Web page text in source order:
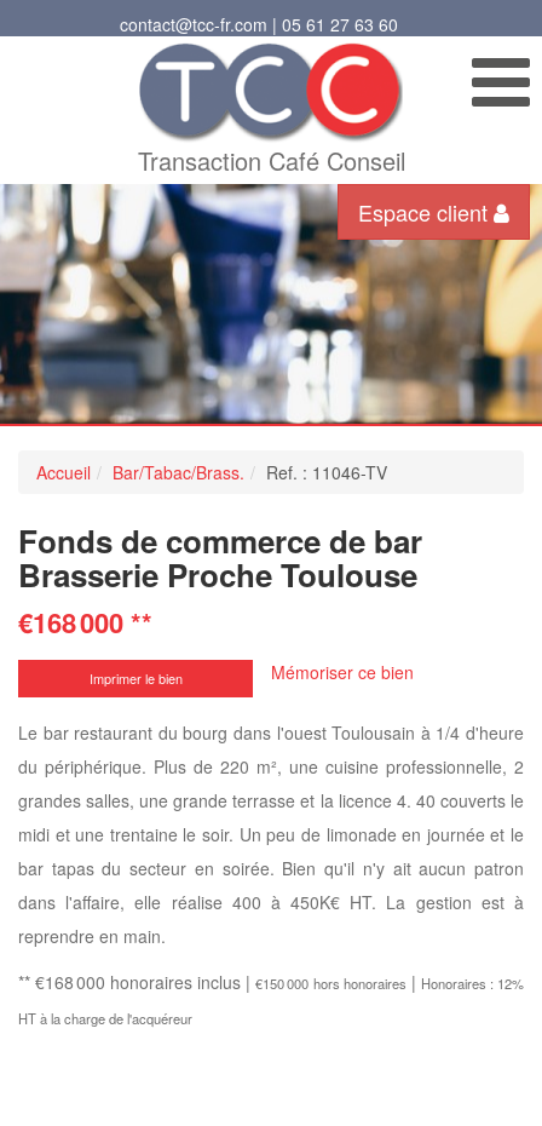
contact@tcc-fr.com | 05 61 27 63 60
Transaction Café Conseil
Espace client
Accueil Bar/Tabac/Brass. Ref. : 11046-TV
Fonds de commerce de bar
Brasserie Proche Toulouse
€168 000**
Imprimer le bien Mémoriser ce bien
Le bar restaurant du bourg dans l'ouest Toulousain à 1/4 d'heure
du périphérique. Plus de 220 m², une cuisine professionnelle, 2
grandes salles, une grande terrasse et la licence 4. 40 couverts le
midi et une trentaine le soir. Un peu de limonade en journée et le
bar tapas du secteur en soirée. Bien qu'il n'y ait aucun patron
dans l'affaire, elle réalise 400 à 450K€ HT. La gestion est à
reprendre en main.
** €168 000 honoraires inclus |€150 000 hors honoraires | Honoraires : 12%
HT à la charge de l'acquéreur